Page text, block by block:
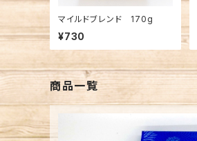
マイルドブレンド 170g
¥730
商品一覧